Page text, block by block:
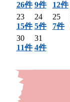
26件 9件
12件
23
15件
24
5件
25
7件
30
11件
31
4件